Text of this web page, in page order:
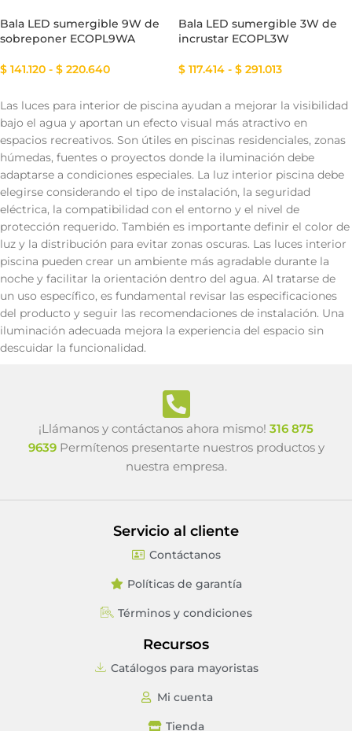
Bala LED sumergible 9W de
sobreponer ECOPL9WA
$ 141.120 - $ 220.640
Bala LED sumergible 3W de
incrustar ECOPL3W
$ 117.414 - $ 291.013
Las luces para interior de piscina ayudan a mejorar la visibilidad
bajo el agua y aportan un efecto visual más atractivo en
espacios recreativos. Son útiles en piscinas residenciales, zonas
húmedas, fuentes o proyectos donde la iluminación debe
adaptarse a condiciones especiales. La luz interior piscina debe
elegirse considerando el tipo de instalación, la seguridad
eléctrica, la compatibilidad con el entorno y el nivel de
protección requerido. También es importante definir el color de
luz y la distribución para evitar zonas oscuras. Las luces interior
piscina pueden crear un ambiente más agradable durante la
noche y facilitar la orientación dentro del agua. Al tratarse de
un uso específico, es fundamental revisar las especificaciones
del producto y seguir las recomendaciones de instalación. Una
iluminación adecuada mejora la experiencia del espacio sin
descuidar la funcionalidad.
¡Llámanos y contáctanos ahora mismo! 316 875
9639Permítenos presentarte nuestros productos y
nuestra empresa.
Servicio al cliente
Contáctanos
Políticas de garantía
Términos y condiciones
Recursos
Catálogos para mayoristas
Mi cuenta
Tienda